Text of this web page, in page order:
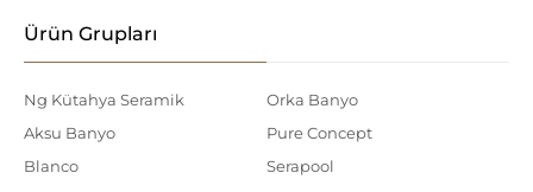
Ürün Grupları
Ng Kütahya Seramik
Aksu Banyo
Blanco
Orka Banyo
Pure Concept
Serapool